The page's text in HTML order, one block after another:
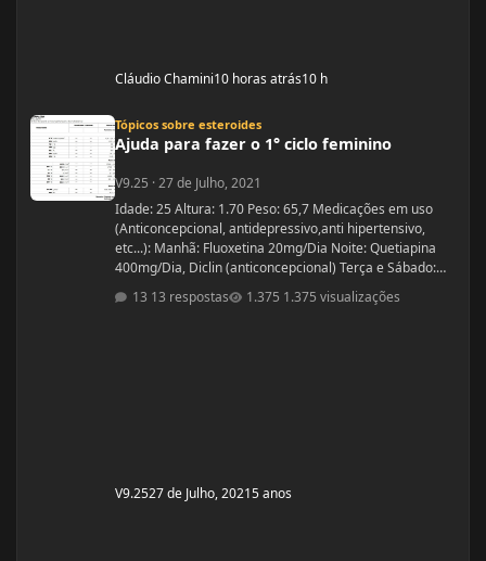
Cláudio Chamini10 horas atrás10 h
Tópicos sobre esteroides
Ajuda para fazer o 1° ciclo feminino
V9.25 ·27 de Julho, 2021
Idade: 25 Altura: 1.70 Peso: 65,7 Medicações em uso
(Anticoncepcional, antidepressivo,anti hipertensivo,
etc...): Manhã: Fluoxetina 20mg/Dia Noite: Quetiapina
400mg/Dia, Diclin (anticoncepcional) Terça e Sábado:
cirurgias: Frequentemente tenho hipoglicemia oque faz
13 respostas 1.375 visualizações
V9.2527 de Julho, 20215 anos